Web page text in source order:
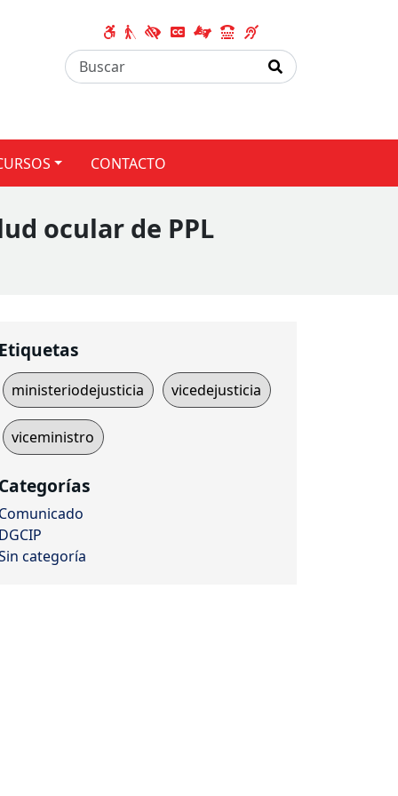
CONTACTO
ocular de PPL
Etiquetas
ministeriodejusticia vicedejusticia
viceministro
Categorías
Comunicado
DGCIP
categoría